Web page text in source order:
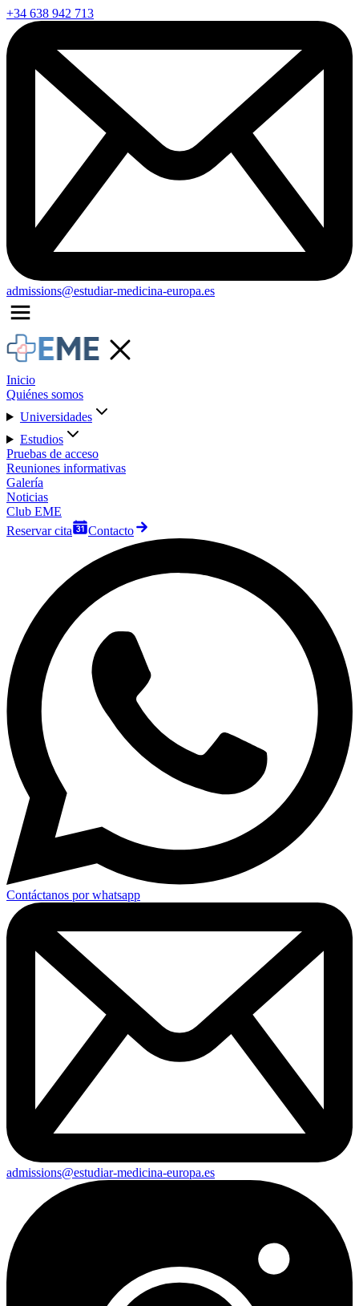
+34 638 942 713
admissions@estudiar-medicina-europa.es
Inicio
Quiénes somos
Universidades
Estudios
Pruebas de acceso
Reuniones informativas
Galería
Noticias
Club EME
Reservar cita
Contacto
Contáctanos por whatsapp
admissions@estudiar-medicina-europa.es